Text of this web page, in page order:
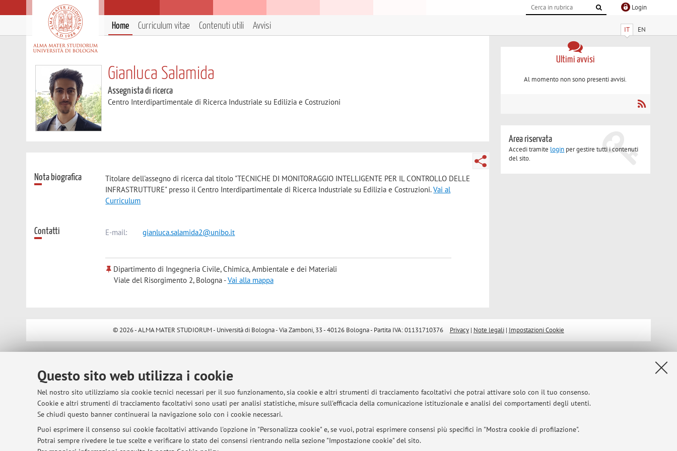
Questo sito web utilizza i cookie
Nel nostro sito utilizziamo sia cookie tecnici necessari per il suo funzionamento, sia cookie e altri strumenti di tracciamento facoltativi che potrai attivare solo con il tuo consenso.
Cookie e altri strumenti di tracciamento facoltativi sono usati per analisi statistiche, misure sull'efficacia della comunicazione istituzionale e analisi dei comportamenti degli utenti.
Se chiudi questo banner continuerai la navigazione solo con i cookie necessari.
Puoi esprimere il consenso sui cookie facoltativi attivando l'opzione in "Personalizza cookie" e, se vuoi, potrai esprimere consensi più specifici in "Mostra cookie di profilazione".
Potrai sempre rivedere le tue scelte e verificare lo stato dei consensi rientrando nella sezione "Impostazione cookie" del sito.
Login
IT EN
Home Curriculum vitae Contenuti utili Avvisi
Gianluca Salamida
Assegnista di ricerca
Centro Interdipartimentale di Ricerca Industriale su Edilizia e Costruzioni
Nota biografica
Titolare dell'assegno di ricerca dal titolo "TECNICHE DI MONITORAGGIO INTELLIGENTE PER IL CONTROLLO DELLE
INFRASTRUTTURE" presso il Centro Interdipartimentale di Ricerca Industriale su Edilizia e Costruzioni.Vai al
Curriculum
Contatti E-mail: gianluca.salamida2@unibo.it
Dipartimento di Ingegneria Civile, Chimica, Ambientale e dei Materiali
Viale del Risorgimento 2, Bologna -Vai alla mappa
Ultimi avvisi
Al momento non sono presenti avvisi.
Area riservata
Accedi tramite login per gestire tutti i contenuti
del sito.
© 2026 - ALMA MATER STUDIORUM - Università di Bologna - Via Zamboni, 33 - 40126 Bologna - Partita IVA: 01131710376 Privacy| Note legali| Impostazioni Cookie